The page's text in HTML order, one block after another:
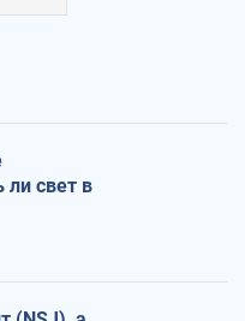
ли свет в